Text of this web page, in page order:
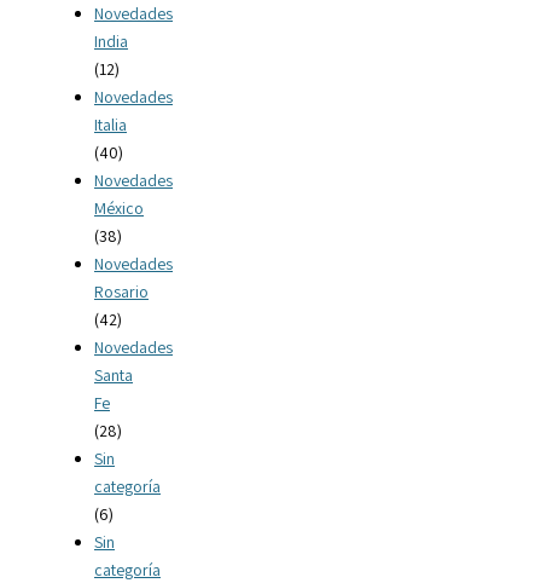
Novedades
India
(12)
Novedades
Italia
(40)
Novedades
México
(38)
Novedades
Rosario
(42)
Novedades
Santa
Fe
(28)
Sin
categoría
(6)
Sin
categoría